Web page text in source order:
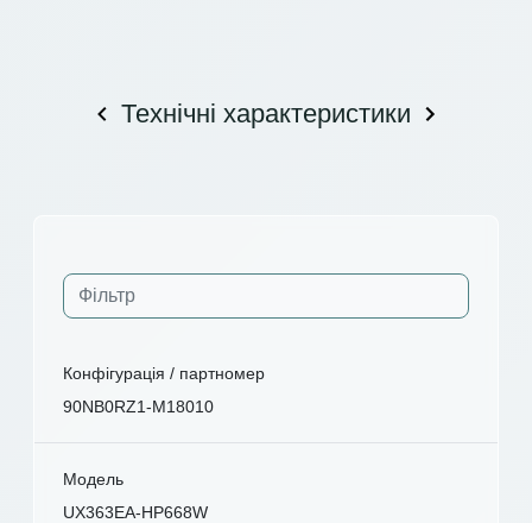
Технічні характеристики
Конфігурація / партномер
90NB0RZ1-M18010
Модель
UX363EA-HP668W